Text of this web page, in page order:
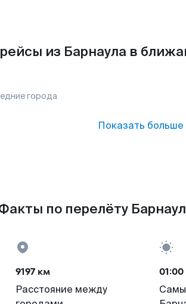
из Барнаула в
города
Показать больше
по перелёту
9197 км
Расстояние между
01:00